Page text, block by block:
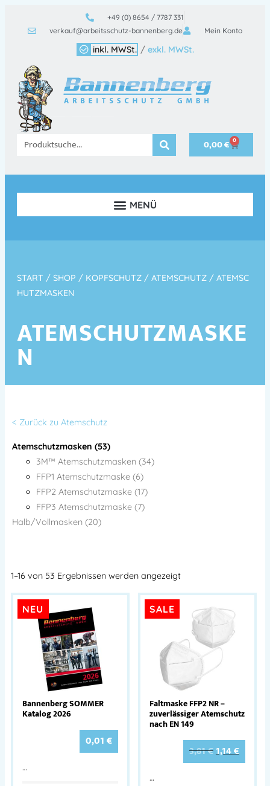
+49 (0) 8654 / 7787 331
verkauf@arbeitsschutz-bannenberg.de
Mein Konto
inkl. MWSt. / exkl. MWSt.
0,00€ 0
START / SHOP / KOPFSCHUTZ / ATEMSCHUTZ / ATEMSC
HUTZMASKEN
ATEMSCHUTZMASKE
N
< Zurück zu Atemschutz
Atemschutzmasken (53)
3M™ Atemschutzmasken (34)
FFP1 Atemschutzmaske (6)
FFP2 Atemschutzmaske (17)
FFP3 Atemschutzmaske (7)
Halb/Vollmasken (20)
1–16 von 53 Ergebnissen werden angezeigt
NEU
Bannenberg SOMMER
Katalog 2026
0,01€
…
SALE
Faltmaske FFP2 NR –
zuverlässiger Atemschutz
nach EN 149
3,81€1,14€
…